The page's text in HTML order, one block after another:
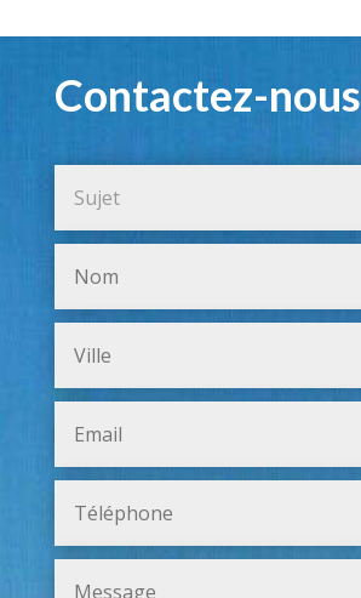
Contactez-nous